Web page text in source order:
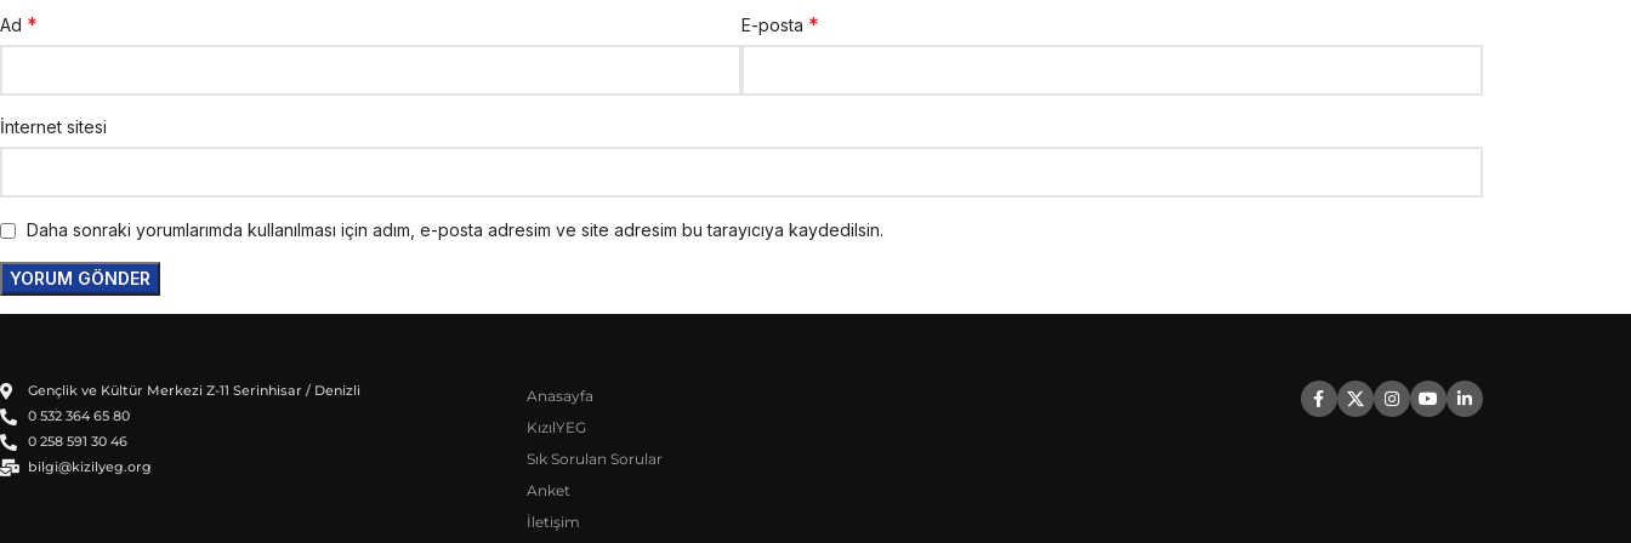
Ad * E-posta *
İnternet sitesi
Daha sonraki yorumlarımda kullanılması için adım, e-posta adresim ve site adresim bu tarayıcıya kaydedilsin.
Gençlik ve Kültür Merkezi Z-11 Serinhisar / Denizli
0 532 364 65 80
0 258 591 30 46
bilgi@kizilyeg.org
Anasayfa
KızılYEG
Sık Sorulan Sorular
Anket
İletişim